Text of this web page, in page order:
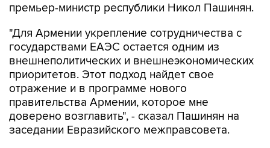
премьер-министр республики Никол Пашинян.
"Для Армении укрепление сотрудничества с
государствами ЕАЭС остается одним из
внешнеполитических и внешнеэкономических
приоритетов. Этот подход найдет свое
отражение и в программе нового
правительства Армении, которое мне
доверено возглавить", - сказал Пашинян на
заседании Евразийского межправсовета.